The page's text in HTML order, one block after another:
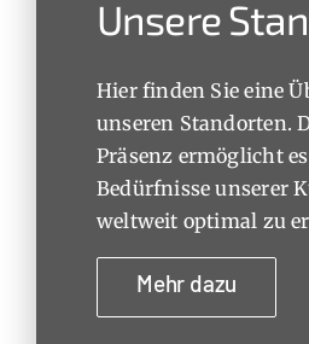
Unsere
Hier finden Sie eine
unseren Standorten.
Präsenz ermöglicht
Bedürfnisse unserer
weltweit optimal zu
Mehr dazu